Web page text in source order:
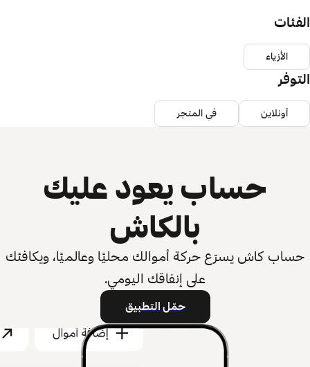
الفئات
الأزياء
التوفر
أونلاين في المتجر
حساب يعود عليك
بالكاش
حساب كاش يسرّع حركة أموالك محليًا وعالميًا، ويكافئك
على إنفاقك اليومي.
حمّل التطبيق